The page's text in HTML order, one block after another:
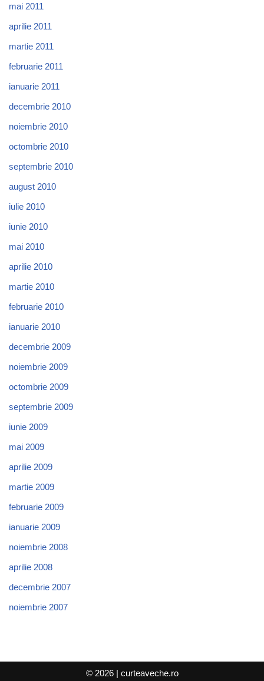
mai 2011
aprilie 2011
martie 2011
februarie 2011
ianuarie 2011
decembrie 2010
noiembrie 2010
octombrie 2010
septembrie 2010
august 2010
iulie 2010
iunie 2010
mai 2010
aprilie 2010
martie 2010
februarie 2010
ianuarie 2010
decembrie 2009
noiembrie 2009
octombrie 2009
septembrie 2009
iunie 2009
mai 2009
aprilie 2009
martie 2009
februarie 2009
ianuarie 2009
noiembrie 2008
aprilie 2008
decembrie 2007
noiembrie 2007
© 2026 | curteaveche.ro